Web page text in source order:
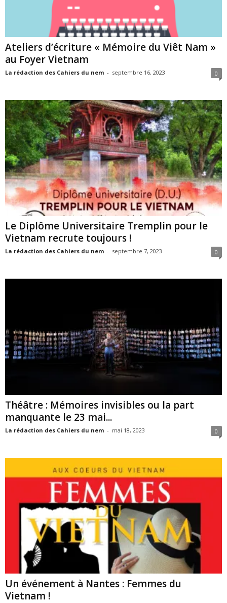
Ateliers d’écriture « Mémoire du Viêt Nam »
au Foyer Vietnam
La rédaction des Cahiers du nem - septembre 16, 2023 0
Le Diplôme Universitaire Tremplin pour le
Vietnam recrute toujours !
La rédaction des Cahiers du nem - septembre 7, 2023 0
Théâtre : Mémoires invisibles ou la part
manquante le 23 mai...
La rédaction des Cahiers du nem - mai 18, 2023 0
Un événement à Nantes : Femmes du
Vietnam !